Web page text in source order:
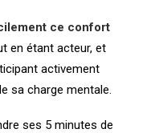
ce confort
en étant acteur, et
activement
sa charge mentale.
ses 5 minutes de